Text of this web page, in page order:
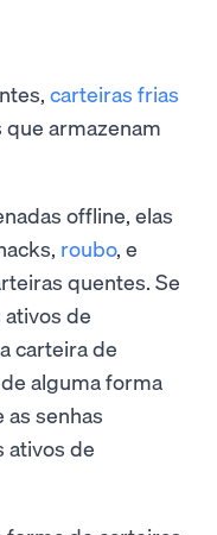
carteiras frias
armazenam
offline, elas
roubo, e
quentes. Se
de
carteira de
alguma forma
senhas
ativos de